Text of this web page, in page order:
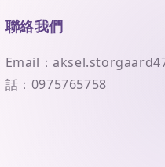
聯絡我們
Email：
話：0975765758